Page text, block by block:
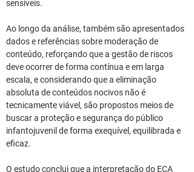
sensíveis.
Ao longo da análise, também são apresentados
dados e referências sobre moderação de
conteúdo, reforçando que a gestão de riscos
deve ocorrer de forma contínua e em larga
escala, e considerando que a eliminação
absoluta de conteúdos nocivos não é
tecnicamente viável, são propostos meios de
buscar a proteção e segurança do público
infantojuvenil de forma exequível, equilibrada e
eficaz.
O estudo conclui que a interpretação do ECA